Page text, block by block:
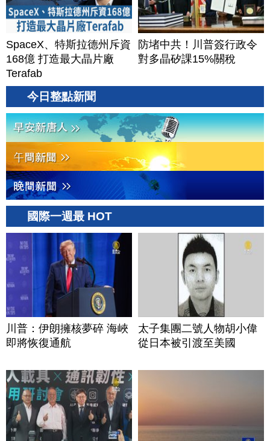
SpaceX、特斯拉德州斥資
168億 打造最大晶片廠
Terafab
防堵中共！川普簽行政令
對多晶矽課15%關稅
今日整點新聞
國際一週最 HOT
川普：伊朗擁核夢碎 海峽
即將恢復通航
太子集團二號人物胡小偉
從日本被引渡至美國